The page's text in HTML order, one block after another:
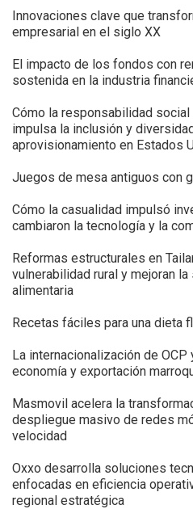
Innovaciones clave que
empresarial en el siglo XX
El impacto de los fondos con
sostenida en la industria
Cómo la responsabilidad
impulsa la inclusión y
aprovisionamiento en Estados
Juegos de mesa antiguos con
Cómo la casualidad impulsó
cambiaron la tecnología y la
Reformas estructurales en
vulnerabilidad rural y mejoran
alimentaria
Recetas fáciles para una dieta
La internacionalización de OCP
economía y exportación
Masmovil acelera la
despliegue masivo de redes
velocidad
Oxxo desarrolla soluciones
enfocadas en eficiencia
regional estratégica